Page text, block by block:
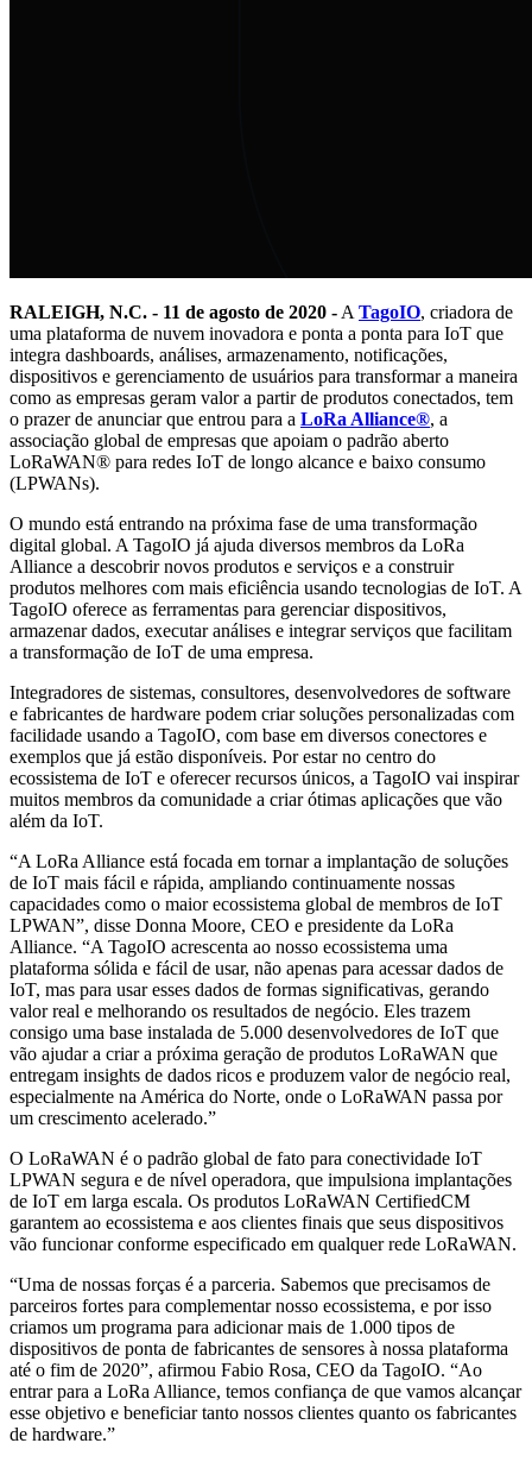
RALEIGH, N.C. - 11 de agosto de 2020 - A TagoIO, criadora de
uma plataforma de nuvem inovadora e ponta a ponta para IoT que
integra dashboards, análises, armazenamento, notificações,
dispositivos e gerenciamento de usuários para transformar a maneira
como as empresas geram valor a partir de produtos conectados, tem
o prazer de anunciar que entrou para a LoRa Alliance®, a
associação global de empresas que apoiam o padrão aberto
LoRaWAN® para redes IoT de longo alcance e baixo consumo
(LPWANs).
O mundo está entrando na próxima fase de uma transformação
digital global. A TagoIO já ajuda diversos membros da LoRa
Alliance a descobrir novos produtos e serviços e a construir
produtos melhores com mais eficiência usando tecnologias de IoT. A
TagoIO oferece as ferramentas para gerenciar dispositivos,
armazenar dados, executar análises e integrar serviços que facilitam
a transformação de IoT de uma empresa.
Integradores de sistemas, consultores, desenvolvedores de software
e fabricantes de hardware podem criar soluções personalizadas com
facilidade usando a TagoIO, com base em diversos conectores e
exemplos que já estão disponíveis. Por estar no centro do
ecossistema de IoT e oferecer recursos únicos, a TagoIO vai inspirar
muitos membros da comunidade a criar ótimas aplicações que vão
além da IoT.
“A LoRa Alliance está focada em tornar a implantação de soluções
de IoT mais fácil e rápida, ampliando continuamente nossas
capacidades como o maior ecossistema global de membros de IoT
LPWAN”, disse Donna Moore, CEO e presidente da LoRa
Alliance. “A TagoIO acrescenta ao nosso ecossistema uma
plataforma sólida e fácil de usar, não apenas para acessar dados de
IoT, mas para usar esses dados de formas significativas, gerando
valor real e melhorando os resultados de negócio. Eles trazem
consigo uma base instalada de 5.000 desenvolvedores de IoT que
vão ajudar a criar a próxima geração de produtos LoRaWAN que
entregam insights de dados ricos e produzem valor de negócio real,
especialmente na América do Norte, onde o LoRaWAN passa por
um crescimento acelerado.”
O LoRaWAN é o padrão global de fato para conectividade IoT
LPWAN segura e de nível operadora, que impulsiona implantações
de IoT em larga escala. Os produtos LoRaWAN CertifiedCM
garantem ao ecossistema e aos clientes finais que seus dispositivos
vão funcionar conforme especificado em qualquer rede LoRaWAN.
“Uma de nossas forças é a parceria. Sabemos que precisamos de
parceiros fortes para complementar nosso ecossistema, e por isso
criamos um programa para adicionar mais de 1.000 tipos de
dispositivos de ponta de fabricantes de sensores à nossa plataforma
até o fim de 2020”, afirmou Fabio Rosa, CEO da TagoIO. “Ao
entrar para a LoRa Alliance, temos confiança de que vamos alcançar
esse objetivo e beneficiar tanto nossos clientes quanto os fabricantes
de hardware.”